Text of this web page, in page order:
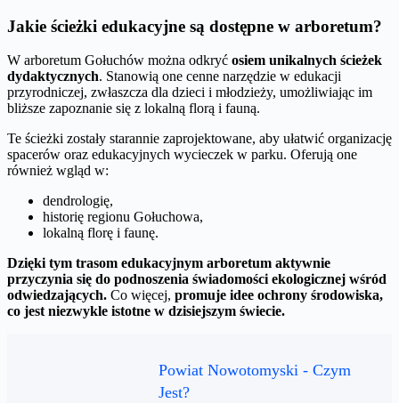
Jakie ścieżki edukacyjne są dostępne w arboretum?
W arboretum Gołuchów można odkryć osiem unikalnych ścieżek
dydaktycznych. Stanowią one cenne narzędzie w edukacji
przyrodniczej, zwłaszcza dla dzieci i młodzieży, umożliwiając im
bliższe zapoznanie się z lokalną florą i fauną.
Te ścieżki zostały starannie zaprojektowane, aby ułatwić organizację
spacerów oraz edukacyjnych wycieczek w parku. Oferują one
również wgląd w:
dendrologię,
historię regionu Gołuchowa,
lokalną florę i faunę.
Dzięki tym trasom edukacyjnym arboretum aktywnie
przyczynia się do podnoszenia świadomości ekologicznej wśród
odwiedzających. Co więcej, promuje idee ochrony środowiska,
co jest niezwykle istotne w dzisiejszym świecie.
Powiat Nowotomyski - Czym
Jest?